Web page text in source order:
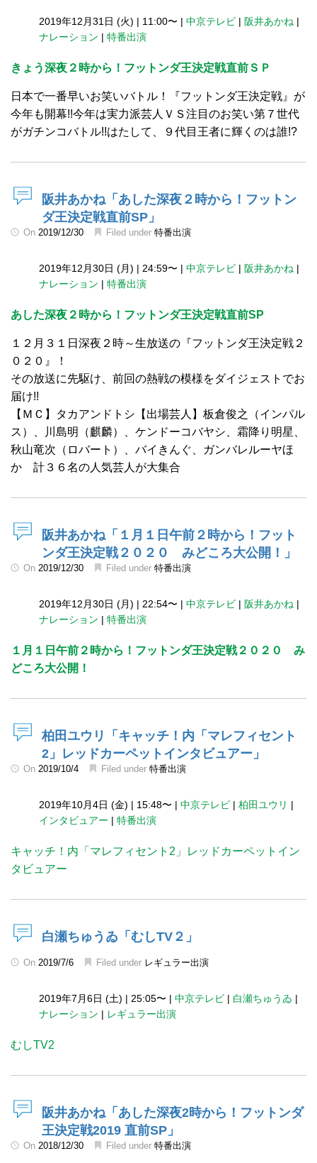
2019年12月31日 (火) | 11:00〜 | 中京テレビ | 阪井あかね |
ナレーション | 特番出演
きょう深夜２時から！フットンダ王決定戦直前ＳＰ
日本で一番早いお笑いバトル！『フットンダ王決定戦』が
今年も開幕!!今年は実力派芸人ＶＳ注目のお笑い第７世代
がガチンコバトル!!はたして、９代目王者に輝くのは誰!?
阪井あかね「あした深夜２時から！フットン
ダ王決定戦直前SP」
On 2019/12/30 Filed under 特番出演
2019年12月30日 (月) | 24:59〜 | 中京テレビ | 阪井あかね |
ナレーション | 特番出演
あした深夜２時から！フットンダ王決定戦直前SP
１２月３１日深夜２時～生放送の『フットンダ王決定戦２
０２０』！
その放送に先駆け、前回の熱戦の模様をダイジェストでお
届け!!
【ＭＣ】タカアンドトシ【出場芸人】板倉俊之（インパル
ス）、川島明（麒麟）、ケンドーコバヤシ、霜降り明星、
秋山竜次（ロバート）、バイきんぐ、ガンバレルーヤほ
か 計３６名の人気芸人が大集合
阪井あかね「１月１日午前２時から！フット
ンダ王決定戦２０２０ みどころ大公開！」
On 2019/12/30 Filed under 特番出演
2019年12月30日 (月) | 22:54〜 | 中京テレビ | 阪井あかね |
ナレーション | 特番出演
１月１日午前２時から！フットンダ王決定戦２０２０ み
どころ大公開！
柏田ユウリ「キャッチ！内「マレフィセント
2」レッドカーペットインタビュアー」
On 2019/10/4 Filed under 特番出演
2019年10月4日 (金) | 15:48〜 | 中京テレビ | 柏田ユウリ |
インタビュアー | 特番出演
キャッチ！内「マレフィセント2」レッドカーペットイン
タビュアー
白瀬ちゅうゐ「むしTV２」
On 2019/7/6 Filed under レギュラー出演
2019年7月6日 (土) | 25:05〜 | 中京テレビ | 白瀬ちゅうゐ |
ナレーション | レギュラー出演
むしTV2
阪井あかね「あした深夜2時から！フットンダ
王決定戦2019 直前SP」
On 2018/12/30 Filed under 特番出演